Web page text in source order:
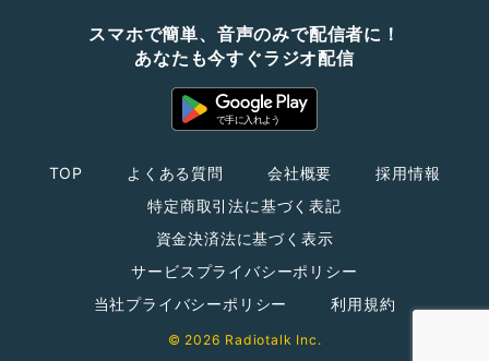
スマホで簡単、音声のみで配信者に！
あなたも今すぐラジオ配信
TOP よくある質問 会社概要
採用情報
特定商取引法に基づく表記
資金決済法に基づく表示
サービスプライバシーポリシー
当社プライバシーポリシー
利用規約
© 2026 Radiotalk Inc.